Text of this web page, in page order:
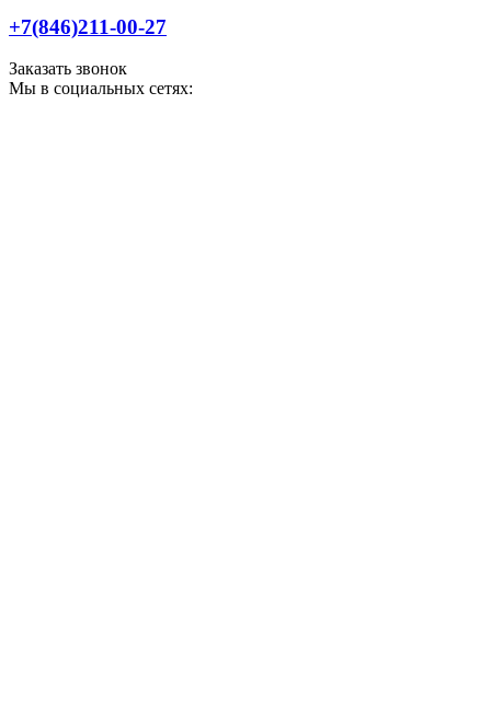
+7(846)211-00-27
Заказать звонок
Мы в социальных сетях: